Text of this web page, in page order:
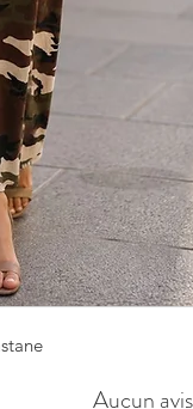
Aucun